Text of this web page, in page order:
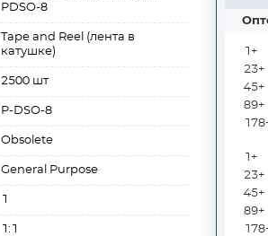
PDSO-8
Tape and Reel (лента в
катушке)
2500 шт
P-DSO-8
Obsolete
General Purpose
1
1:1
1+
23+
45+
89+
1+
23+
45+
89+